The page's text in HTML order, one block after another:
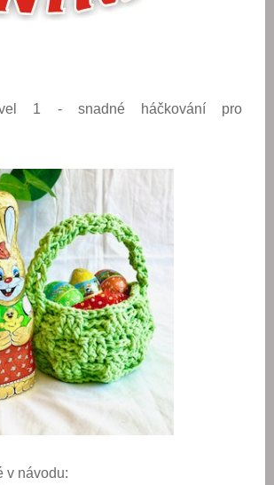
1 - snadné háčkování pro
v návodu: